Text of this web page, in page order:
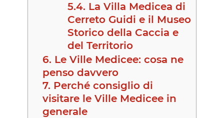
5.4. La Villa Medicea di
Cerreto Guidi e il Museo
Storico della Caccia e
del Territorio
6. Le Ville Medicee: cosa ne
penso davvero
7. Perché consiglio di
visitare le Ville Medicee in
generale